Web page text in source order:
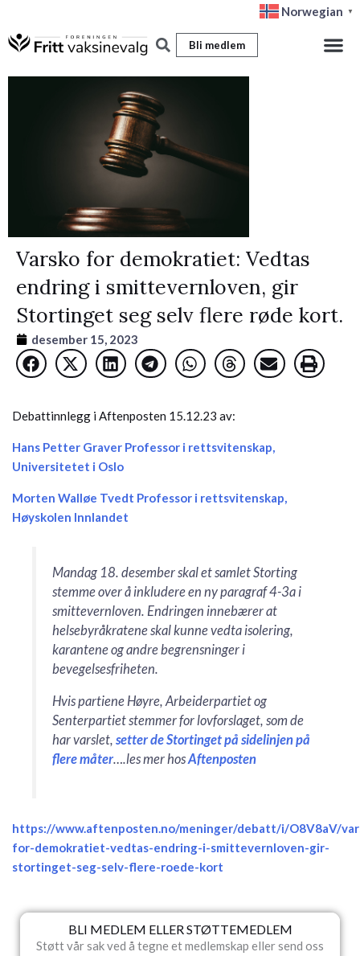
til
Norwegian ▼
Bli medlem
Varsko for demokratiet: Vedtas
endring i smittevernloven, gir
Stortinget seg selv flere røde kort.
desember 15, 2023
Debattinnlegg i Aftenposten 15.12.23 av:
Hans Petter Graver Professor i rettsvitenskap,
Universitetet i Oslo
Morten Walløe Tvedt Professor i rettsvitenskap,
Høyskolen Innlandet
Mandag 18. desember skal et samlet Storting
stemme over å inkludere en ny paragraf 4-3a i
smittevernloven. Endringen innebærer at
helsebyråkratene skal kunne vedta isolering,
karantene og andre begrensninger i
bevegelsesfriheten.
Hvis partiene Høyre, Arbeiderpartiet og
Senterpartiet stemmer for lovforslaget, som de
har varslet, setter de Stortinget på sidelinjen på
flere måter….les mer hosAftenposten
https://www.aftenposten.no/meninger/debatt/i/O8V8aV/
for-demokratiet-vedtas-endring-i-smittevernloven-gir-
stortinget-seg-selv-flere-roede-kort
BLI MEDLEM ELLER STØTTEMEDLEM
Støtt vår sak ved å tegne et medlemskap eller send oss